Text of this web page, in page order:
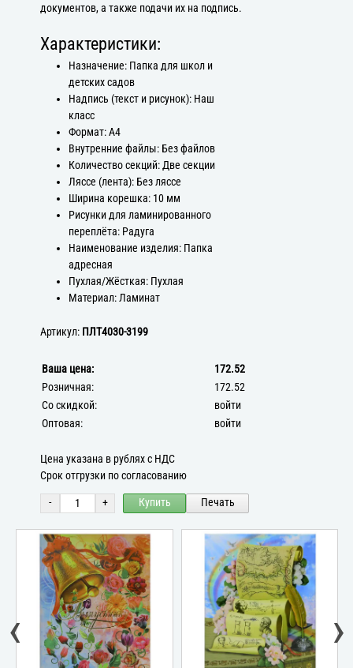
документов, а также подачи их на подпись.
Характеристики:
Назначение: Папка для школ и
детских садов
Надпись (текст и рисунок): Наш
класс
Формат: А4
Внутренние файлы: Без файлов
Количество секций: Две секции
Ляссе (лента): Без ляссе
Ширина корешка: 10 мм
Рисунки для ламинированного
переплёта: Радуга
Наименование изделия: Папка
адресная
Пухлая/Жёсткая: Пухлая
Материал: Ламинат
Артикул: ПЛТ4030-3199
Ваша цена:
172.52
Розничная:
172.52
Со скидкой:
войти
Оптовая:
войти
Цена указана в рублях с НДС
Срок отгрузки по согласованию
- + Купить Печать
‹ ›